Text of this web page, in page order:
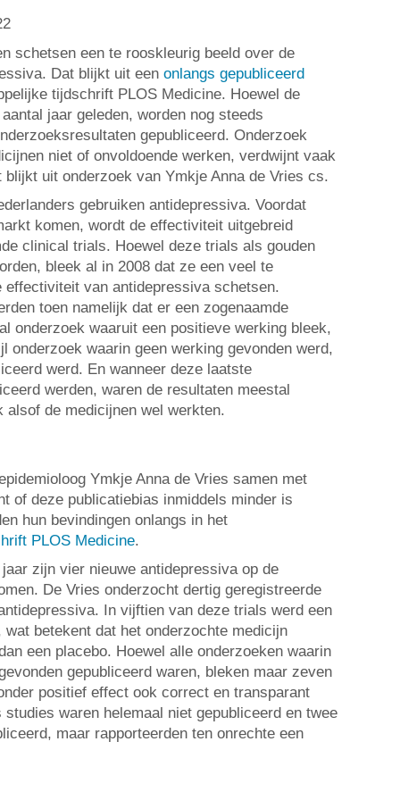
schetsen een te rooskleurig beeld over de
Dat blijkt uit een onlangs gepubliceerd
tijdschrift PLOS Medicine. Hoewel de
jaar geleden, worden nog steeds
gepubliceerd. Onderzoek
niet of onvoldoende werken, verdwijnt vaak
blijkt uit onderzoek van Ymkje Anna de Vries cs.
gebruiken antidepressiva. Voordat
komen, wordt de effectiviteit uitgebreid
clinical trials. Hoewel deze trials als gouden
bleek al in 2008 dat ze een veel te
effectiviteit van antidepressiva schetsen.
toen namelijk dat er een zogenaamde
onderzoek waaruit een positieve werking bleek,
onderzoek waarin geen werking gevonden werd,
werd. En wanneer deze laatste
werden, waren de resultaten meestal
alsof de medicijnen wel werkten.
Ymkje Anna de Vries samen met
of deze publicatiebias inmiddels minder is
hun bevindingen onlangs in het
PLOS Medicine.
zijn vier nieuwe antidepressiva op de
De Vries onderzocht dertig geregistreerde
In vijftien van deze trials werd een
betekent dat het onderzochte medicijn
een placebo. Hoewel alle onderzoeken waarin
gepubliceerd waren, bleken maar zeven
positief effect ook correct en transparant
waren helemaal niet gepubliceerd en twee
maar rapporteerden ten onrechte een